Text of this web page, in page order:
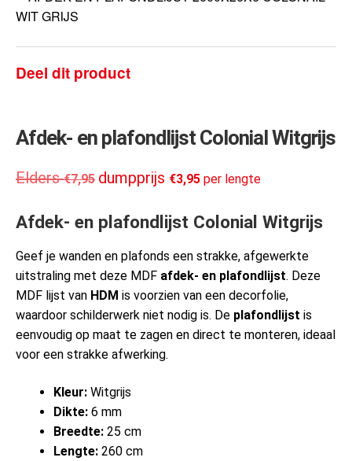
Deel dit product
Afdek- en plafondlijst Colonial Witgrijs
€7,95 €3,95 per lengte
Afdek- en plafondlijst Colonial Witgrijs
Geef je wanden en plafonds een strakke, afgewerkte
uitstraling met deze MDF afdek- en plafondlijst. Deze
MDF lijst van HDM is voorzien van een decorfolie,
waardoor schilderwerk niet nodig is. De plafondlijst is
eenvoudig op maat te zagen en direct te monteren, ideaal
voor een strakke afwerking.
Kleur: Witgrijs
Dikte: 6 mm
Breedte: 25 cm
Lengte: 260 cm